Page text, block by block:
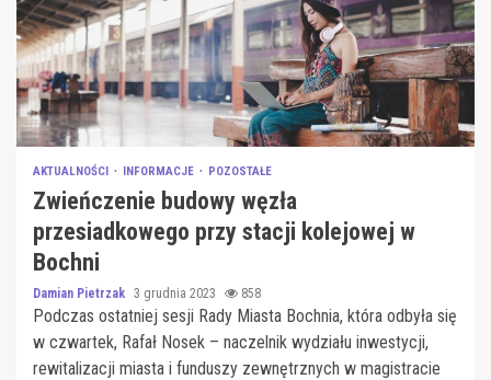
AKTUALNOŚCI INFORMACJE POZOSTAŁE
Zwieńczenie budowy węzła
przesiadkowego przy stacji kolejowej w
Bochni
Damian Pietrzak 3 grudnia 2023 858
Podczas ostatniej sesji Rady Miasta Bochnia, która odbyła się
w czwartek, Rafał Nosek – naczelnik wydziału inwestycji,
rewitalizacji miasta i funduszy zewnętrznych w magistracie